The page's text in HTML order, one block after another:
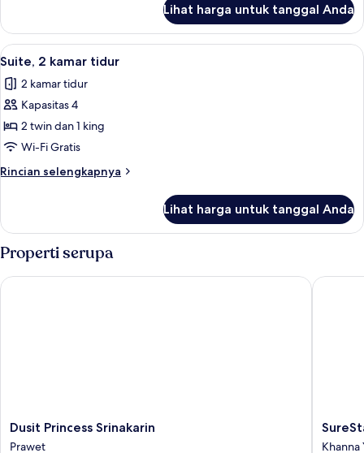
Kamar
Twin
Superior
Lihat harga untuk tanggal Anda
Lihat
semua
foto
untuk
Suite,
2
kamar
tidur
Brankas, meja kerja, tirai kedap
13
Suite, 2 kamar tidur
2 kamar tidur
Kapasitas 4
2 twin dan 1 king
Wi-Fi Gratis
Rincian selengkapnya
Rincian
Suite,
kamar
Lihat harga untuk tanggal Anda
Properti serupa
Dusit
Princess
Dusit Princess Srinakarin
Prawet
Dusit Princess Srinakarin
by
Khanna